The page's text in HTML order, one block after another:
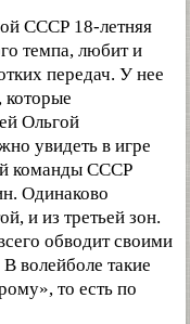
СССР 18-летняя
темпа, любит и
передач. У нее
которые
Ольгой
увидеть в игре
команды СССР
Одинаково
и из третьей зон.
обводит своими
волейболе такие
то есть по